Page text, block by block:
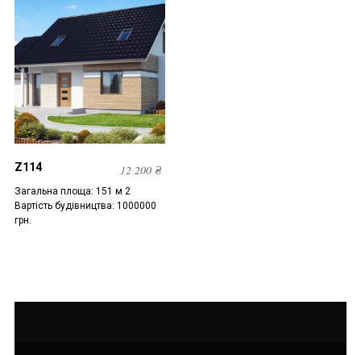
Z114 12 200₴
Загальна площа: 151 м 2
Вартість будівництва: 1000000
грн.